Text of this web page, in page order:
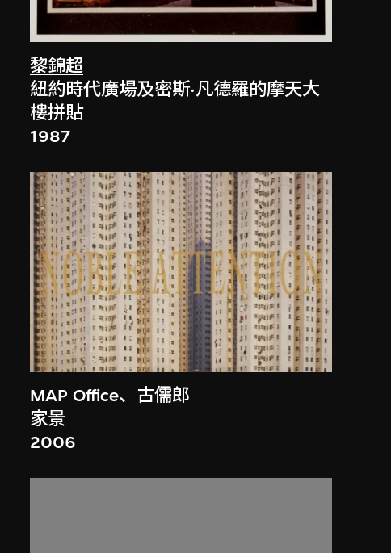
黎錦超
紐約時代廣場及密斯·凡德羅的摩天大
樓拼貼
1987
MAP Office、 古儒郎
家景
2006